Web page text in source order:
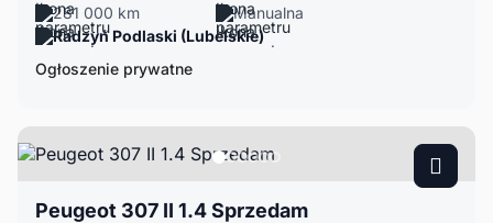
281 000 km
Manualna
Radzyń Podlaski (Lubelskie)
Ogłoszenie prywatne
Peugeot 307 II 1.4 Sprzedam